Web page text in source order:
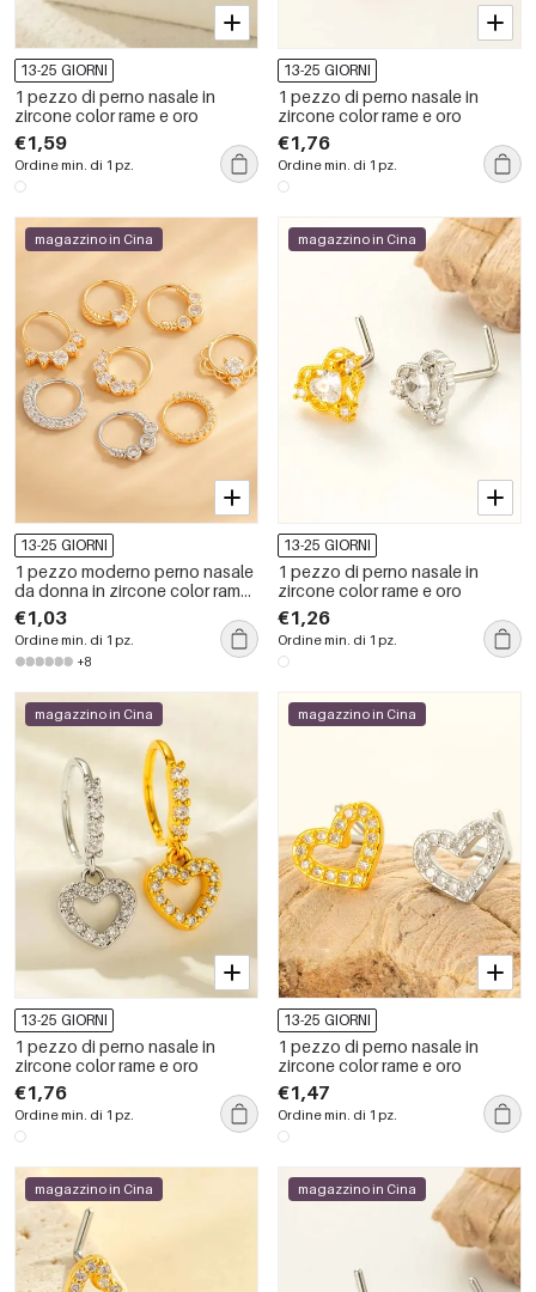
13-25 GIORNI
1 pezzo di perno nasale in
zircone color rame e oro
€1,59
Ordine min. di 1 pz.
13-25 GIORNI
1 pezzo di perno nasale in
zircone color rame e oro
€1,76
Ordine min. di 1 pz.
magazzino in Cina
13-25 GIORNI
1 pezzo moderno perno nasale
da donna in zircone color rame
oro
€1,03
Ordine min. di 1 pz.
+8
magazzino in Cina
13-25 GIORNI
1 pezzo di perno nasale in
zircone color rame e oro
€1,26
Ordine min. di 1 pz.
magazzino in Cina
13-25 GIORNI
1 pezzo di perno nasale in
zircone color rame e oro
€1,76
Ordine min. di 1 pz.
magazzino in Cina
13-25 GIORNI
1 pezzo di perno nasale in
zircone color rame e oro
€1,47
Ordine min. di 1 pz.
magazzino in Cina magazzino in Cina